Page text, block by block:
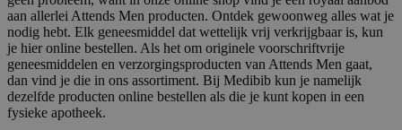
aan allerlei Attends Men producten. Ontdek gewoonweg alles wat je
nodig hebt. Elk geneesmiddel dat wettelijk vrij verkrijgbaar is, kun
je hier online bestellen. Als het om originele voorschriftvrije
geneesmiddelen en verzorgingsproducten van Attends Men gaat,
dan vind je die in ons assortiment. Bij Medibib kun je namelijk
dezelfde producten online bestellen als die je kunt kopen in een
fysieke apotheek.